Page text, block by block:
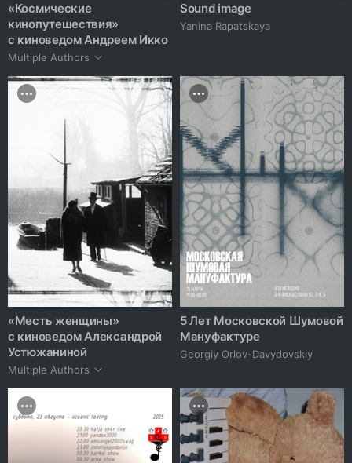
«Космические
кинопутешествия»
с киноведом Андреем Икко
Multiple Authors
Sound image
Yanina Rapatskaya
«Месть женщины»
с киноведом Александрой
Устюжаниной
Multiple Authors
5 Лет Московской Шумовой
Мануфактуре
Georgiy Orlov-Davydovskiy